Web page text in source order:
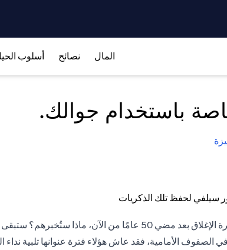
المال نصائح أسلوب
باستخدام جوالك.
تخيل أنك تحكي لأطفالك أو أحفادك عن فترة الإغلاق بعد مضي 50 عامًا
الصفوف الأمامية، فقد عاش هؤلاء فترة عنوانها تلبية نداء